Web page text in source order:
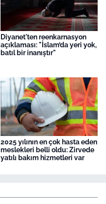
Diyanet'ten reenkarnasyon
açıklaması: "İslam’da yeri yok,
batıl bir inanıştır"
2025 yılının en çok hasta eden
meslekleri belli oldu: Zirvede
yatılı bakım hizmetleri var